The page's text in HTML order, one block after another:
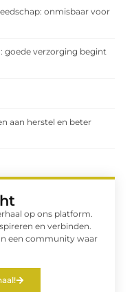
onmisbaar voor
goede verzorging begint
aan herstel en beter
op ons platform.
en verbinden.
een community waar